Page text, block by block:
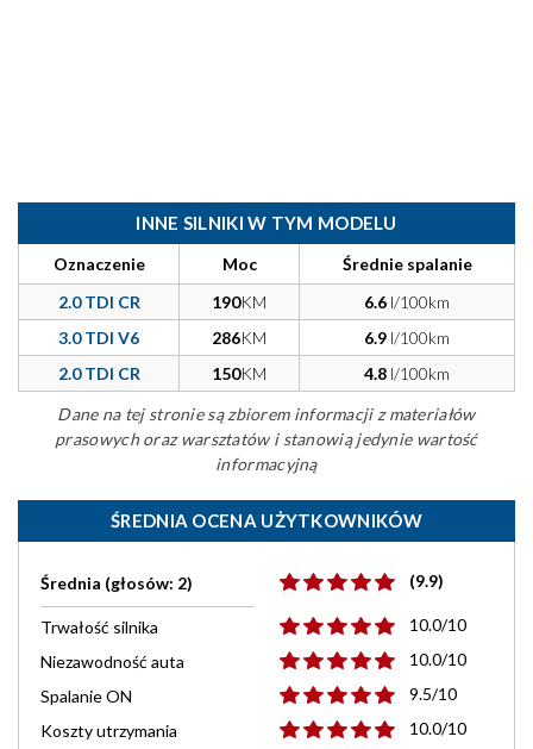
INNE SILNIKI W TYM MODELU
Oznaczenie Moc
Średnie spalanie
2.0 TDI CR
190KM 6.6 l/100km
3.0 TDI V6
286KM 6.9 l/100km
2.0 TDI CR
150KM 4.8 l/100km
Dane na tej stronie są zbiorem informacji z materiałów
prasowych oraz warsztatów i stanowią jedynie wartość
informacyjną
ŚREDNIA OCENA UŻYTKOWNIKÓW
Średnia (głosów: 2) (9.9)
Trwałość silnika
10.0/10
Niezawodność auta
10.0/10
Spalanie ON
9.5/10
Koszty utrzymania
10.0/10